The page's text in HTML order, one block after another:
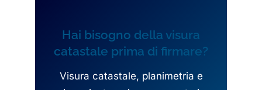
Hai bisogno della visura
catastale prima di firmare?
Visura catastale, planimetria e